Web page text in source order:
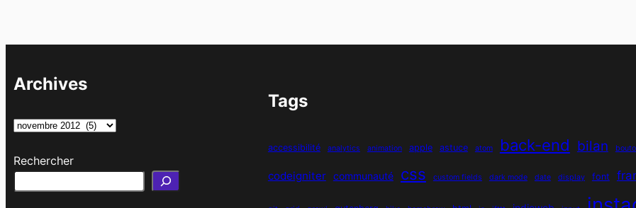
Archives
A
c
Rechercher
Tags
accessibilité analytics animation apple astuce atom back-end bilan
codeigniter communauté css custom fields dark mode date display font